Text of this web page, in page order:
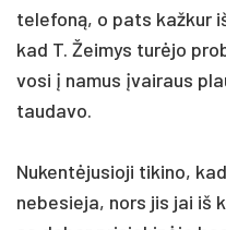
te­le­foną, o pa­ts kaž­kur
kad T. Žei­mys turė­jo
vo­si į na­mus įvai­raus
tau­da­vo.
Nu­kentė­ju­sio­ji ti­ki­no,
ne­be­sie­ja, nors jis jai iš